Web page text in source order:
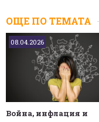
ОЩЕ ПО ТЕМАТА
08.04.2026
Война, инфлация и